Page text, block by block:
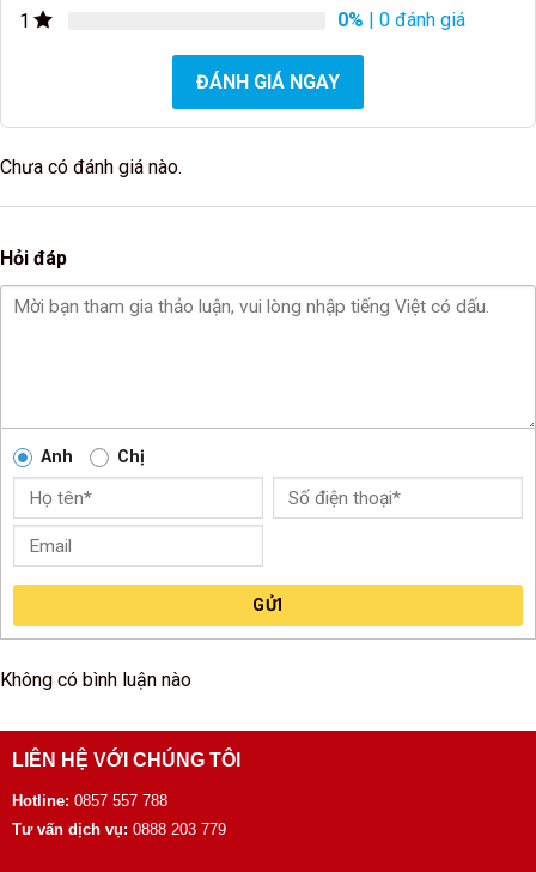
1
0% | 0 đánh giá
ĐÁNH GIÁ NGAY
Chưa có đánh giá nào.
Hỏi đáp
Anh Chị
GỬI
Không có bình luận nào
LIÊN HỆ VỚI CHÚNG TÔI
Hotline: 0857 557 788
Tư vấn dịch vụ: 0888 203 779